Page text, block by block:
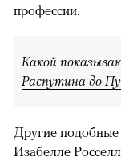
профессии.
Какой
Распутина до
Другие подобные
Изабелле